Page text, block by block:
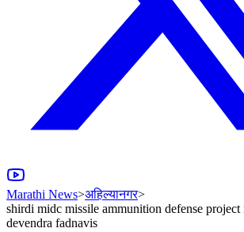
Marathi News>अहिल्यानगर>
shirdi midc missile ammunition defense project
devendra fadnavis